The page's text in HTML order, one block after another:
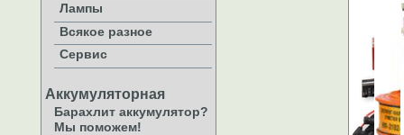
Лампы
Всякое разное
Сервис
Аккумуляторная
Барахлит аккумулятор?
Мы поможем!